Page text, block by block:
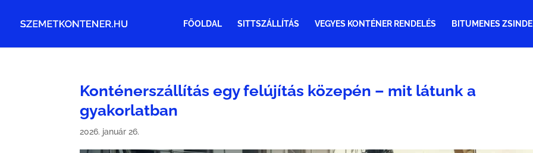
FŐOLDAL SITTSZÁLLÍTÁS VEGYES KONTÉNER RENDELÉS BITUMENES
Konténerszállítás egy felújítás közepén – mit látunk a
gyakorlatban
2026. január 26.